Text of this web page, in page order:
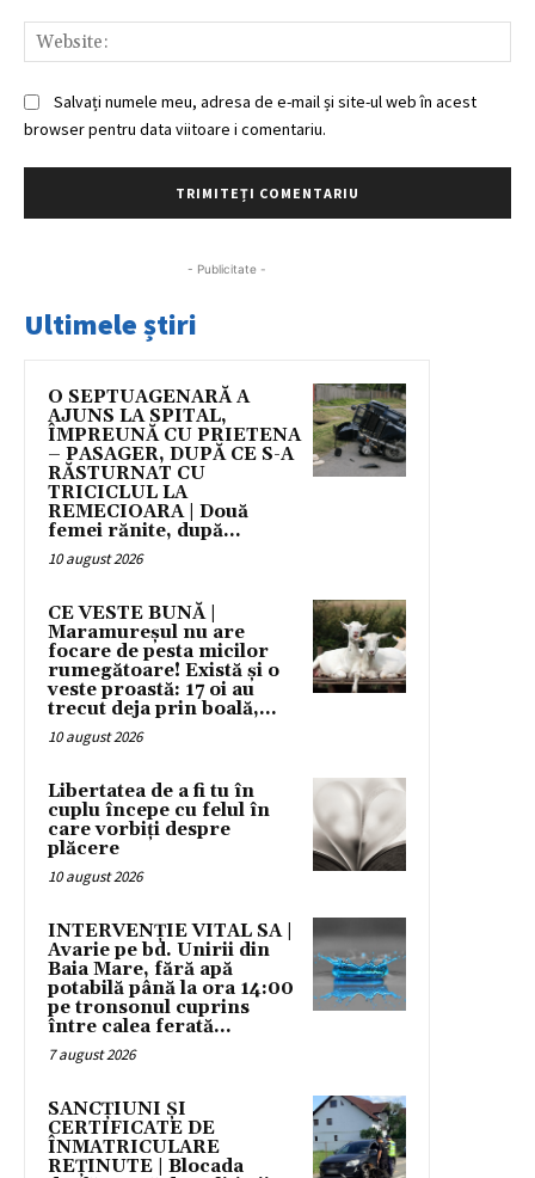
Salvați numele meu, adresa de e-mail și site-ul web în acest
browser pentru data viitoare i comentariu.
- Publicitate -
Ultimele știri
O SEPTUAGENARĂ A
AJUNS LA SPITAL,
ÎMPREUNĂ CU PRIETENA
– PASAGER, DUPĂ CE S-A
RĂSTURNAT CU
TRICICLUL LA
REMECIOARA | Două
femei rănite, după...
10 august 2026
CE VESTE BUNĂ |
Maramureșul nu are
focare de pesta micilor
rumegătoare! Există și o
veste proastă: 17 oi au
trecut deja prin boală,...
10 august 2026
Libertatea de a fi tu în
cuplu începe cu felul în
care vorbiți despre
plăcere
10 august 2026
INTERVENȚIE VITAL SA |
Avarie pe bd. Unirii din
Baia Mare, fără apă
potabilă până la ora 14:00
pe tronsonul cuprins
între calea ferată...
7 august 2026
SANCȚIUNI ȘI
CERTIFICATE DE
ÎNMATRICULARE
REȚINUTE | Blocada